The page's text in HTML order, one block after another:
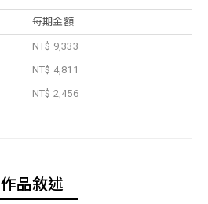
每期金額
NT$ 9,333
NT$ 4,811
NT$ 2,456
作品敘述